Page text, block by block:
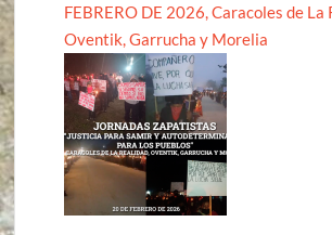
FEBRERO DE 2026, Caracoles de La
Oventik, Garrucha y Morelia